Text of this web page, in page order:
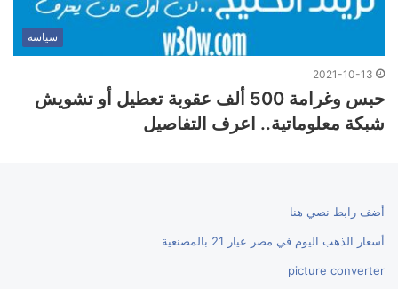
سياسة
2021-10-13
حبس وغرامة 500 ألف عقوبة تعطيل أو تشويش
شبكة معلوماتية.. اعرف التفاصيل
أضف رابط نصي هنا
أسعار الذهب اليوم في مصر عيار 21 بالمصنعية
picture converter